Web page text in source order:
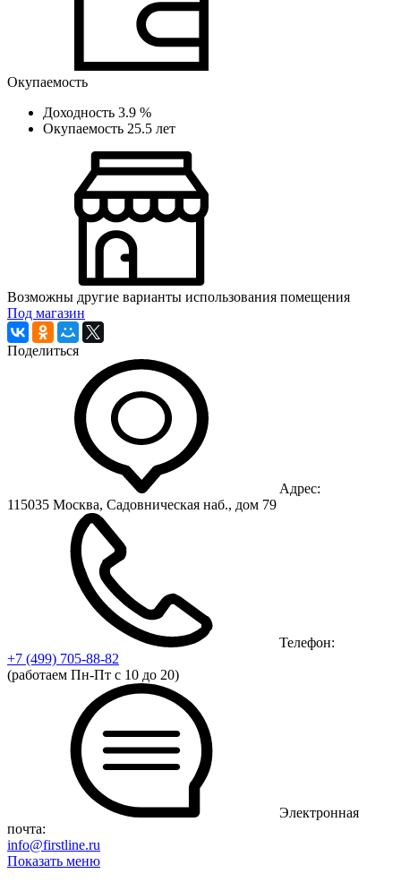
Окупаемость
Доходность 3.9 %
Окупаемость 25.5 лет
Возможны другие варианты использования помещения
Под магазин
Поделиться
Адрес:
115035 Москва, Садовническая наб., дом 79
Телефон:
+7 (499) 705-88-82
(работаем Пн-Пт с 10 до 20)
Электронная
почта:
info@firstline.ru
Показать меню